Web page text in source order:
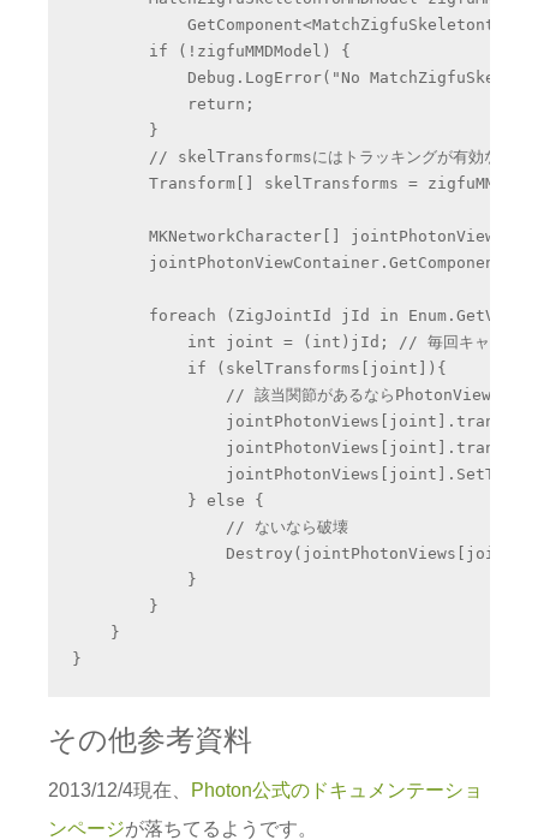
        if (!zigfuMMDModel) {
Debug.LogError("No
            return;
        }
// skelTransformsにはトラッキングが有効な関節
Transform[] skelTransforms =
        MKNetworkCharacter[] jointPhotonViews =
foreach (ZigJointId jId in
int joint = (int)jId; // 毎回キャストし
            if (skelTransforms[joint]){
// 該当関節があるならPhotonView割り
            } else {
                // ないなら破壊
            }
        }
    }
その他参考資料
2013/12/4現在、 Photon公式のドキュメンテーショ
ンページが落ちてるようです。